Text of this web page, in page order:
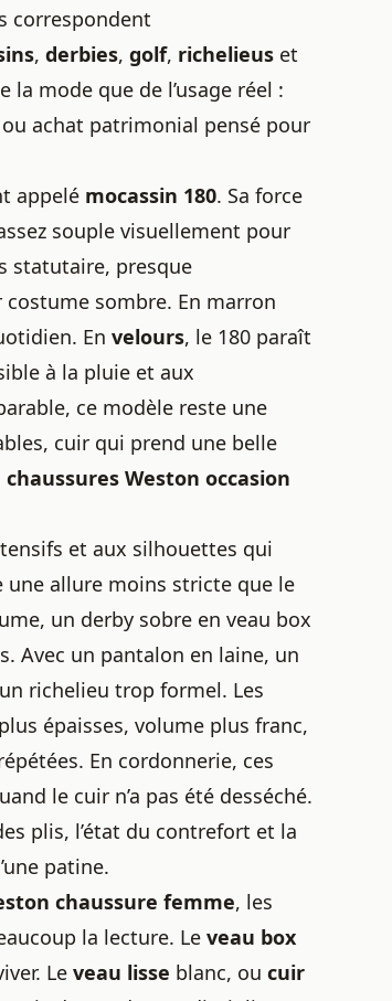
correspondent
, derbies, golf, richelieus et
mode que de l’usage réel :
achat patrimonial pensé pour
appelé mocassin 180. Sa force
souple visuellement pour
statutaire, presque
sombre. En marron
En velours, le 180 paraît
à la pluie et aux
ce modèle reste une
cuir qui prend une belle
chaussures Weston occasion
et aux silhouettes qui
une allure moins stricte que le
un derby sobre en veau box
Avec un pantalon en laine, un
richelieu trop formel. Les
épaisses, volume plus franc,
En cordonnerie, ces
le cuir n’a pas été desséché.
plis, l’état du contrefort et la
patine.
chaussure femme, les
la lecture. Le veau box
Le veau lisse blanc, ou cuir